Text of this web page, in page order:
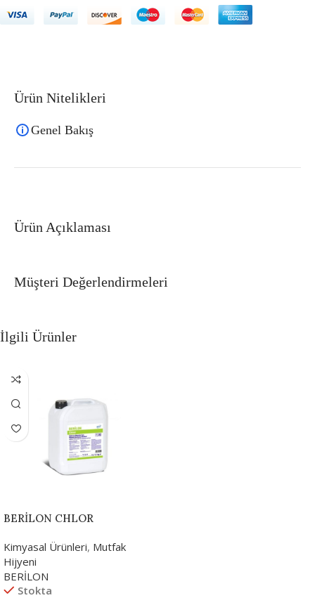
Ürün Açıklaması
Ürün Nitelikleri
Genel Bakış
Müşteri Değerlendirmeleri
İlgili Ürünler
BERİLON CHLOR
Kimyasal Ürünleri, Mutfak
Hijyeni
BERİLON
Stokta